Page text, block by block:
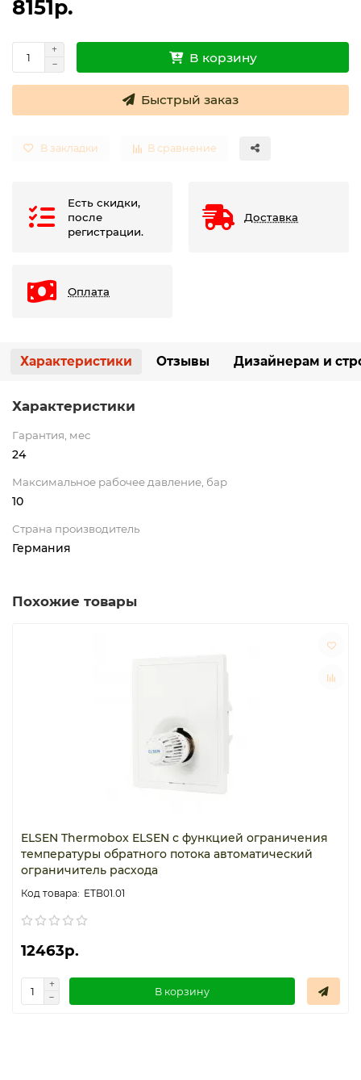
Термостаты накладные
Термостаты погружные
Щиты распределительные
8151р.
В корзину
Быстрый заказ
В закладки В сравнение
Есть скидки,
после
регистрации.
Доставка
Оплата
Характеристики Отзывы Дизайнерам и
Характеристики
Гарантия, мес
24
Максимальное рабочее давление, бар
10
Страна производитель
Германия
Похожие товары
ELSEN Thermobox ELSEN с функцией ограничения
температуры обратного потока автоматический
ограничитель расхода
ETB01.01
12463р.
В корзину